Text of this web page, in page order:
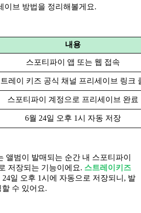
이브 방법을 정리해볼게요.
내용
스포티파이 앱 또는 웹 접속
레이 키즈 공식 채널 프리세이브 링크
스포티파이 계정으로 프리세이브 완료
6월 24일 오후 1시 자동 저장
앨범이 발매되는 순간 내 스포티파이
저장되는 기능이에요. 스트레이키즈
24일 오후 1시에 자동으로 저장되니, 발
수 있어요.